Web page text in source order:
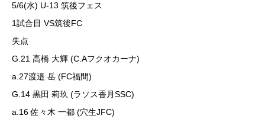
5/6(水) U-13 筑後フェス
1試合目 VS筑後FC
失点
G.21 高橋 大輝 (C.Aフクオカーナ)
a.27渡邉 岳 (FC福間)
G.14 黒田 莉玖 (ラソス香月SSC)
a.16 佐々木 一都 (穴生JFC)